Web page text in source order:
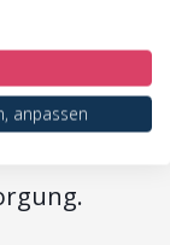
anpassen